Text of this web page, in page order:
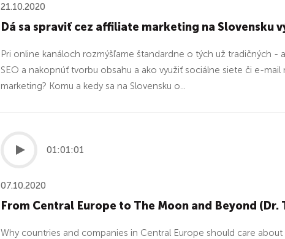
21.10.2020
Dá sa spraviť cez affiliate marketing na Slovensku
Pri online kanáloch rozmýšľame štandardne o tých už tradičných
SEO a nakopnúť tvorbu obsahu a ako využiť sociálne siete či e-
marketing? Komu a kedy sa na Slovensku o...
01:01:01
07.10.2020
From Central Europe to The Moon and Beyond (Dr.
Why countries and companies in Central Europe should care